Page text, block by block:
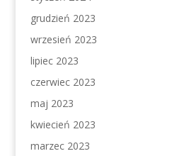
grudzień 2023
wrzesień 2023
lipiec 2023
czerwiec 2023
maj 2023
kwiecień 2023
marzec 2023